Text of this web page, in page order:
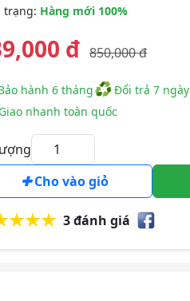
trạng: Hàng mới 100%
đ 850,000 đ
hành 6 tháng♻Đổi trả 7 ngày
Giao nhanh toàn quốc
Cho vào giỏ
3 đánh giá